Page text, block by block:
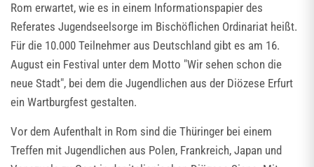
Rom erwartet, wie es in einem Informationspapier des
Referates Jugendseelsorge im Bischöflichen Ordinariat heißt.
Für die 10.000 Teilnehmer aus Deutschland gibt es am 16.
August ein Festival unter dem Motto "Wir sehen schon die
neue Stadt", bei dem die Jugendlichen aus der Diözese Erfurt
ein Wartburgfest gestalten.
Vor dem Aufenthalt in Rom sind die Thüringer bei einem
Treffen mit Jugendlichen aus Polen, Frankreich, Japan und